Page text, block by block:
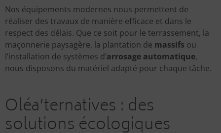
Nos équipements modernes nous permettent de
réaliser des travaux de manière efficace et dans le
respect des délais. Que ce soit pour le terrassement, la
maçonnerie paysagère, la plantation de massifs ou
l’installation de systèmes d’arrosage automatique,
nous disposons du matériel adapté pour chaque tâche.
Oléa’ternatives : des
solutions écologiques